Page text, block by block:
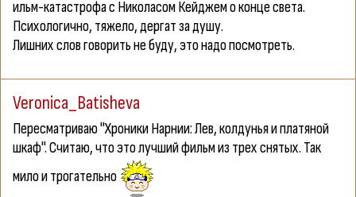
ильм-катастрофа с Николасом Кейджем о конце света.
Психологично, тяжело, дергат за душу.
Лишних слов говорить не буду, это надо посмотреть.
Veronica_Batisheva
Пересматриваю "Хроники Нарнии: Лев, колдунья и платяной
шкаф". Считаю, что это лучший фильм из трех снятых. Так
мило и трогательно